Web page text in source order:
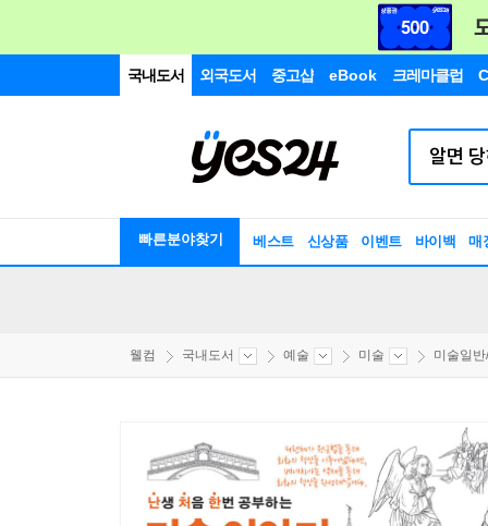
국내도서 외국도서 중고샵 eBook 크레마클럽
빠른분야찾기 베스트 신상품 이벤트 바이백 매
웰컴 국내도서 예술 미술 미술일